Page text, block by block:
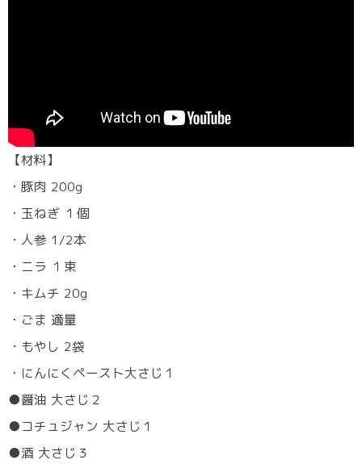
【材料】
・豚肉 200g
・玉ねぎ １個
・人参 1/2本
・ニラ １束
・キムチ 20g
・ごま 適量
・もやし 2袋
・にんにくペースト大さじ１
●醤油 大さじ２
●コチュジャン 大さじ１
●酒 大さじ３